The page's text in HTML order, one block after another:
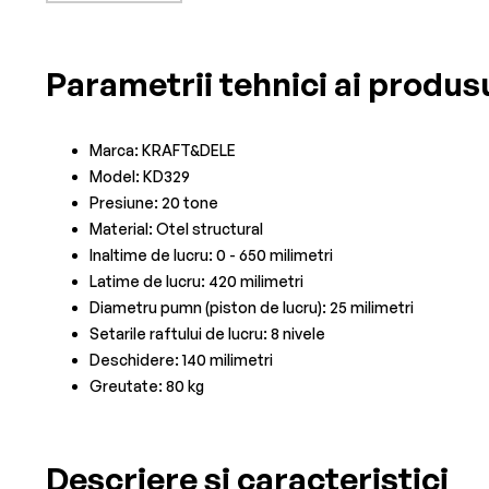
Parametrii tehnici ai
Marca: KRAFT&DELE
Model: KD329
Presiune: 20 tone
Material: Otel structural
Inaltime de lucru: 0 - 650 milimetri
Latime de lucru: 420 milimetri
Diametru pumn (piston de lucru): 25 milimetri
Setarile raftului de lucru: 8 nivele
Deschidere: 140 milimetri
Greutate: 80 kg
Descriere si caracteristici